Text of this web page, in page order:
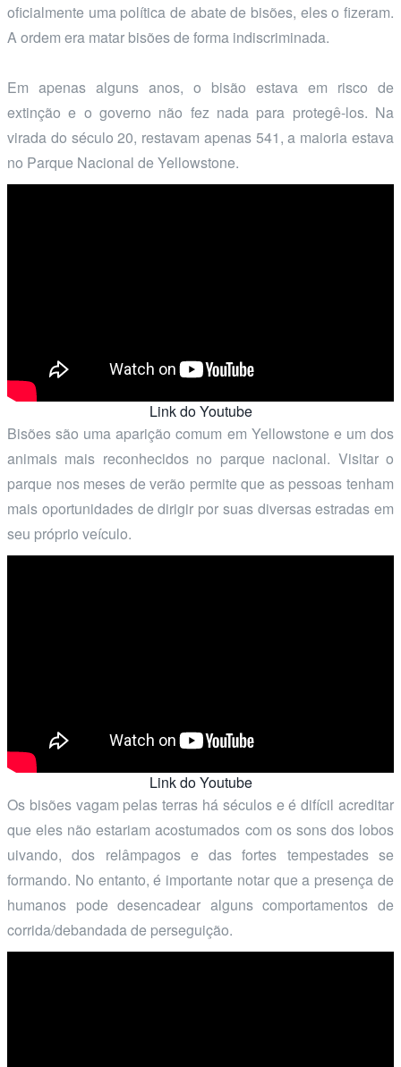
oficialmente uma política de abate de bisões, eles o fizeram.
A ordem era matar bisões de forma indiscriminada.
Em apenas alguns anos, o bisão estava em risco de
extinção e o governo não fez nada para protegê-los. Na
virada do século 20, restavam apenas 541, a maioria estava
no Parque Nacional de Yellowstone.
Link do Youtube
Bisões são uma aparição comum em Yellowstone e um dos
animais mais reconhecidos no parque nacional. Visitar o
parque nos meses de verão permite que as pessoas tenham
mais oportunidades de dirigir por suas diversas estradas em
seu próprio veículo.
Link do Youtube
Os bisões vagam pelas terras há séculos e é difícil acreditar
que eles não estariam acostumados com os sons dos lobos
uivando, dos relâmpagos e das fortes tempestades se
formando. No entanto, é importante notar que a presença de
humanos pode desencadear alguns comportamentos de
corrida/debandada de perseguição.